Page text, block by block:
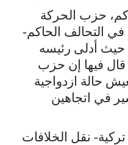
حزب الحركة
في التحالف الحاكم-
أدلى رئيسه
فيها إن حزب
حالة ازدواجية
في اتجاهين
نقل الخلافات